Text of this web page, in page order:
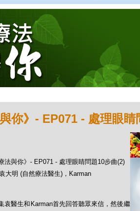
與你》- EP071 - 處理眼
法與你》- EP071 - 處理眼睛問題10步曲(2)
大明 (自然療法醫生)，Karman
袁醫生和Karman首先回答聽眾來信，然後繼